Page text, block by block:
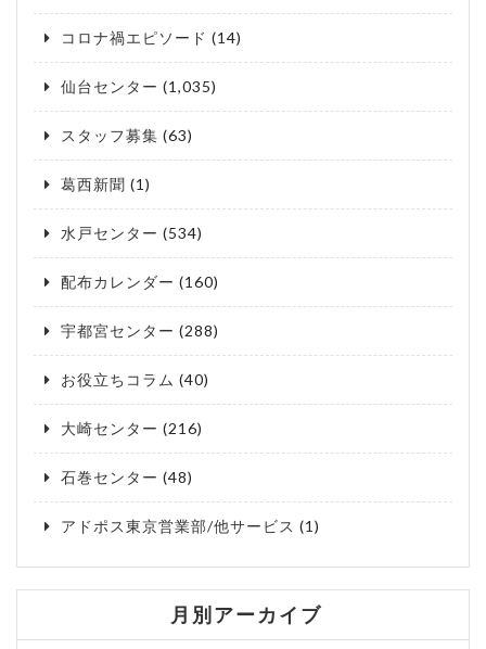
コロナ禍エピソード (14)
仙台センター (1,035)
スタッフ募集 (63)
葛西新聞 (1)
水戸センター (534)
配布カレンダー (160)
宇都宮センター (288)
お役立ちコラム (40)
大崎センター (216)
石巻センター (48)
アドポス東京営業部/他サービス (1)
月別アーカイブ